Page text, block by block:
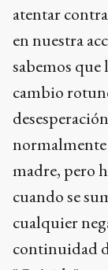
atentar
en nuestra
sabemos que
cambio
madre, pero
cuando se
cualquier
continuidad